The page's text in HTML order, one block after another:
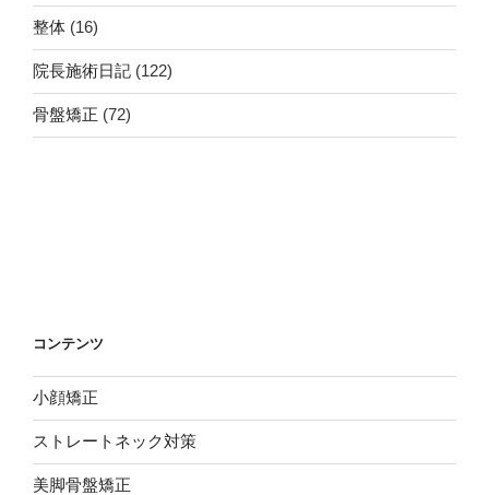
整体 (16)
院長施術日記 (122)
骨盤矯正 (72)
コンテンツ
小顔矯正
ストレートネック対策
美脚骨盤矯正